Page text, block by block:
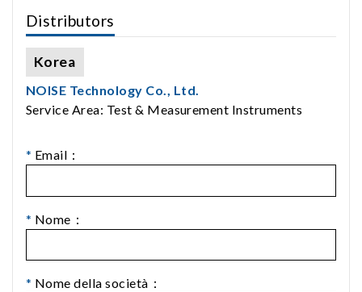
Distributors
Korea
NOISE Technology Co., Ltd.
Service Area: Test & Measurement Instruments
* Email：
* Nome：
* Nome della società：